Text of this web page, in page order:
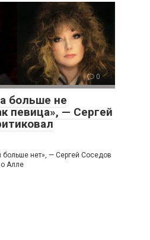
0
больше не
певица», — Сергей
нет», — Сергей Соседов
Алле